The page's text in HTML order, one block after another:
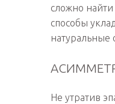
сложно
способы
натуральные
Не утратив